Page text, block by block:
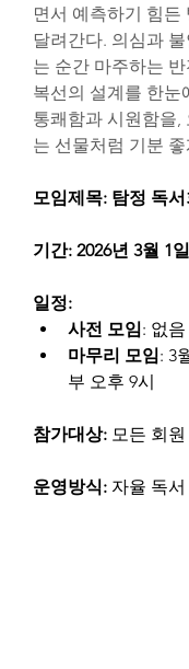
면서 예측하기 힘든
달려간다. 의심과
는 순간 마주하는
복선의 설계를 한눈
통쾌함과 시원함을,
는 선물처럼 기분
모임제목: 탐정 독서
기간: 2026년 3월 1
일정:
사전 모임: 없음
마무리 모임: 3
부 오후 9시
참가대상: 모든 회원
운영방식: 자율 독서